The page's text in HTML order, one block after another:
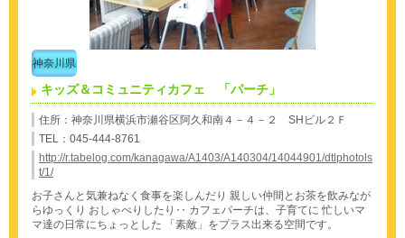
神奈川県
キッズ＆コミュニティカフェ 「パーチ」
住所：神奈川県横浜市瀬谷区阿久和南４－４－２ SHビル２Ｆ
TEL：045‐444-8761
http://r.tabelog.com/kanagawa/A1403/A140304/14044901/dtlphotols
t/1/
お子さんと気兼ねなく食事を楽しんだり 親しい仲間とお茶を飲みなが
らゆっくり おしゃべりしたり‥ カフェパーチは、子育てに 忙しいマ
マ達の日常にちょっとした 「素敵」をプラス出来る空間です。